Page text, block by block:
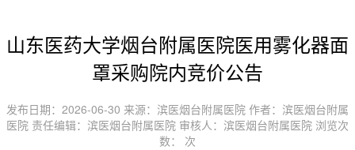
山东医药大学烟台附属医院医用雾化器面
罩采购院内竞价公告
发布日期：2026-06-30 来源：滨医烟台附属医院 作者：滨医烟台附属
医院 责任编辑：滨医烟台附属医院 审核人：滨医烟台附属医院 浏览次
数： 次